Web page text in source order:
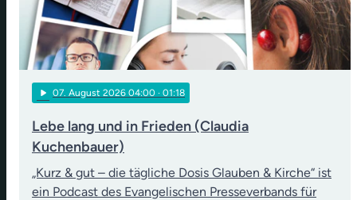
play_arrow 07. August 2026 04:00 · 01:18
Lebe lang und in Frieden (Claudia
Kuchenbauer)
„Kurz & gut – die tägliche Dosis Glauben & Kirche“ ist
ein Podcast des Evangelischen Presseverbands für